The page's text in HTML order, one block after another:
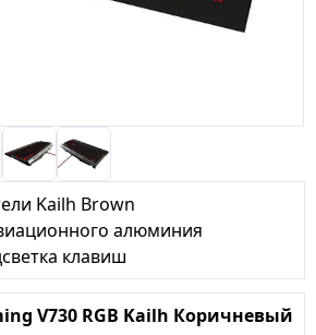
Kailh Brown
алюминия
клавиш
V730 RGB Kailh Коричневый